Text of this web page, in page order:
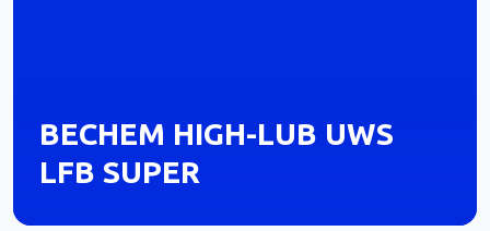
BECHEM HIGH-LUB UWS
LFB SUPER